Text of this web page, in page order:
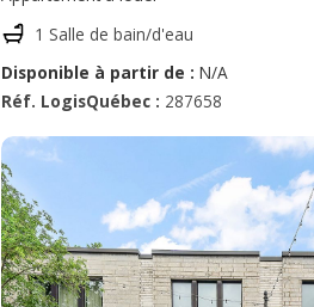
1 Salle de bain/d'eau
Disponible à partir de : N/A
Réf. LogisQuébec : 287658